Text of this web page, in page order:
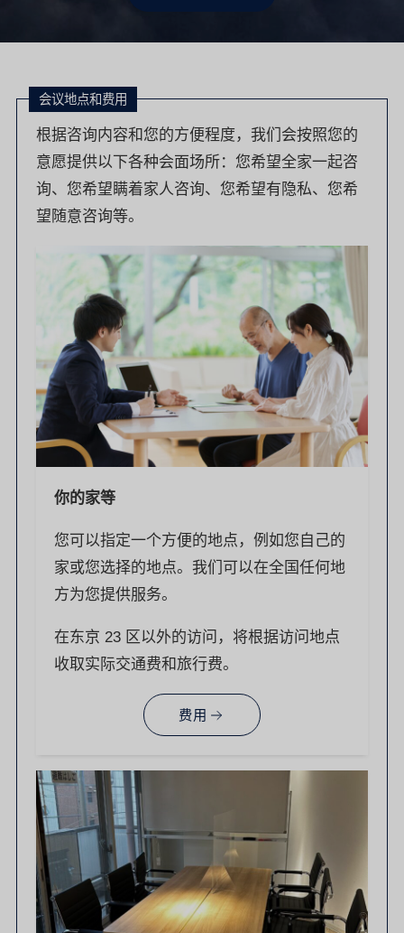
会议地点和费用
根据咨询内容和您的方便程度，我们会按照您的
意愿提供以下各种会面场所：您希望全家一起咨
询、您希望瞒着家人咨询、您希望有隐私、您希
望随意咨询等。
你的家等
您可以指定一个方便的地点，例如您自己的
家或您选择的地点。我们可以在全国任何地
方为您提供服务。
在东京 23 区以外的访问，将根据访问地点
收取实际交通费和旅行费。
费用